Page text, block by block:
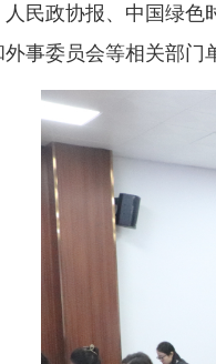
民政协报、中国绿
外事委员会等相关